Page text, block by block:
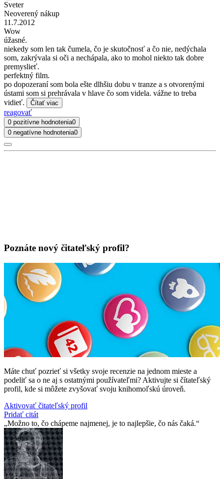
Sveter
Neoverený nákup
11.7.2012
Wow
úžasné.
niekedy som len tak čumela, čo je skutočnosť a čo nie, nedýchala
som, zakrývala si oči a nechápala, ako to mohol niekto tak dobre
premyslieť.
perfektný film.
po dopozeraní som bola ešte dlhšiu dobu v tranze a s otvorenými
ústami som si prehrávala v hlave čo som videla. vážne to treba
vidieť.
Čítať viac
reagovať
0 pozitívne hodnotenia0
0 negatívne hodnotenia0
Poznáte nový čitateľský profil?
Máte chuť pozrieť si všetky svoje recenzie na jednom mieste a
podeliť sa o ne aj s ostatnými používateľmi? Aktivujte si čítateľský
profil, kde si môžete zvyšovať svoju knihomoľskú úroveň.
Aktivovať čitateľský profil
Pridať citát
Možno to, čo chápeme najmenej, je to najlepšie, čo nás čaká.